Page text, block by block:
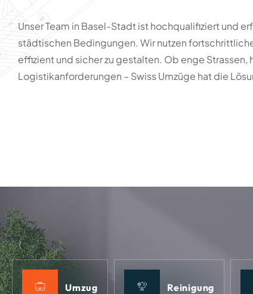
Unser Team in Basel-Stadt ist hochqualifiziert und
städtischen Bedingungen. Wir nutzen
effizient und sicher zu gestalten. Ob enge
Logistikanforderungen – Swiss Umzüge hat die
Umzug Reinigung